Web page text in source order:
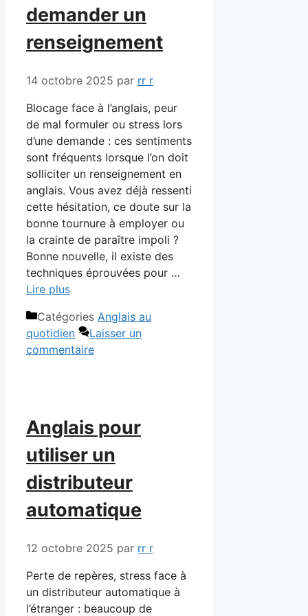
demander un
renseignement
14 octobre 2025 par rr r
Blocage face à l’anglais, peur
de mal formuler ou stress lors
d’une demande : ces sentiments
sont fréquents lorsque l’on doit
solliciter un renseignement en
anglais. Vous avez déjà ressenti
cette hésitation, ce doute sur la
bonne tournure à employer ou
la crainte de paraître impoli ?
Bonne nouvelle, il existe des
techniques éprouvées pour …
Lire plus
Catégories Anglais au
quotidien
Laisser un
commentaire
Anglais pour
utiliser un
distributeur
automatique
12 octobre 2025 par rr r
Perte de repères, stress face à
un distributeur automatique à
l’étranger : beaucoup de